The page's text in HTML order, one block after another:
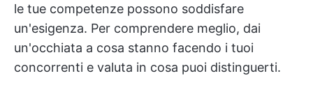
le tue competenze possono soddisfare
un'esigenza. Per comprendere meglio, dai
un'occhiata a cosa stanno facendo i tuoi
concorrenti e valuta in cosa puoi distinguerti.